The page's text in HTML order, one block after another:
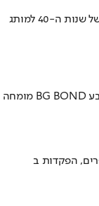
איך אסם הפכה את תקופת הצנע והמחסור הקשה של שנות ה-40 למותג